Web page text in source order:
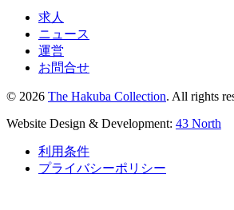
求人
ニュース
運営
お問合せ
© 2026 The Hakuba Collection. All rights
Website Design & Development: 43 North
利用条件
プライバシーポリシー